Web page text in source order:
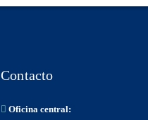
Contacto
Oficina central: